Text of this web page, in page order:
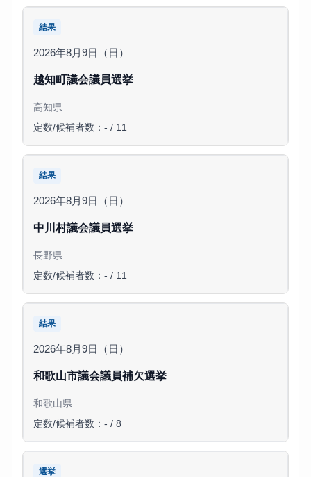
結果
2026年8月9日（日）
越知町議会議員選挙
高知県
定数/候補者数：- / 11
結果
2026年8月9日（日）
中川村議会議員選挙
長野県
定数/候補者数：- / 11
結果
2026年8月9日（日）
和歌山市議会議員補欠選挙
和歌山県
定数/候補者数：- / 8
選挙